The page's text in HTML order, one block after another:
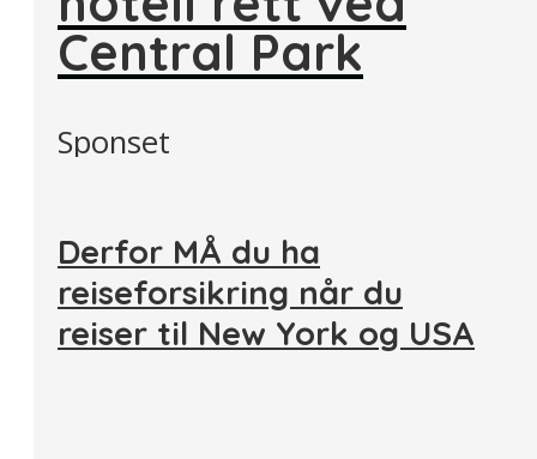
Central Park
Sponset
Derfor MÅ du ha
reiseforsikring når du
reiser til New York og USA